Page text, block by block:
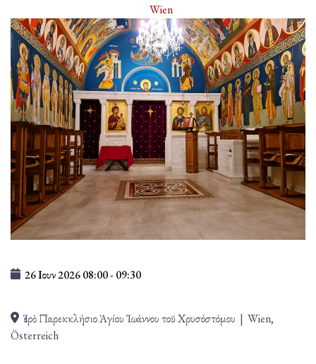
Wien
26 Ιουν 202608:00- 09:30
Ἱερὸ Παρεκκλήσιο Ἁγίου Ἰωάννου τοῦ Χρυσόστόμου | Wien,
Österreich